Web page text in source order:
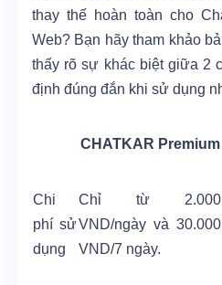
thay thế hoàn toàn cho
Web? Bạn hãy tham khảo
thấy rõ sự khác biệt giữa 2
định đúng đắn khi sử dụng
CHATKAR Premium
Chi
phí sử
dụng
Chỉ từ 2.000
VND/ngày và 30.000
VND/7 ngày.